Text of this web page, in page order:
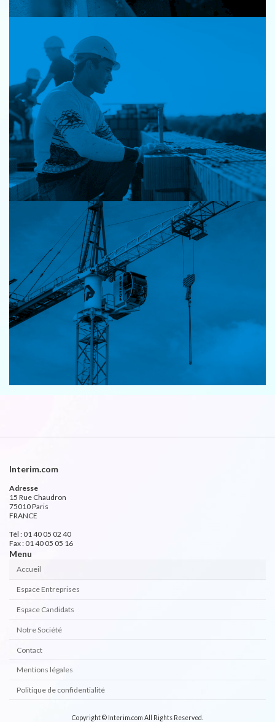
Interim.com
Adresse
15 Rue Chaudron
75010 Paris
FRANCE
Tél : 01 40 05 02 40
Fax : 01 40 05 05 16
Menu
Accueil
Espace Entreprises
Espace Candidats
Notre Société
Contact
Mentions légales
Politique de confidentialité
Copyright © Interim.com All Rights Reserved.